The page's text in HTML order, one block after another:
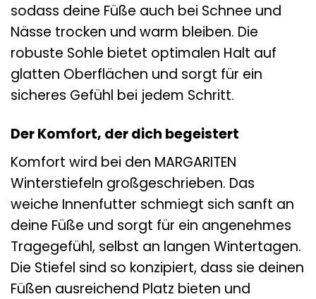
sodass deine Füße auch bei Schnee und
Nässe trocken und warm bleiben. Die
robuste Sohle bietet optimalen Halt auf
glatten Oberflächen und sorgt für ein
sicheres Gefühl bei jedem Schritt.
Der Komfort, der dich begeistert
Komfort wird bei den MARGARITEN
Winterstiefeln großgeschrieben. Das
weiche Innenfutter schmiegt sich sanft an
deine Füße und sorgt für ein angenehmes
Tragegefühl, selbst an langen Wintertagen.
Die Stiefel sind so konzipiert, dass sie deinen
Füßen ausreichend Platz bieten und